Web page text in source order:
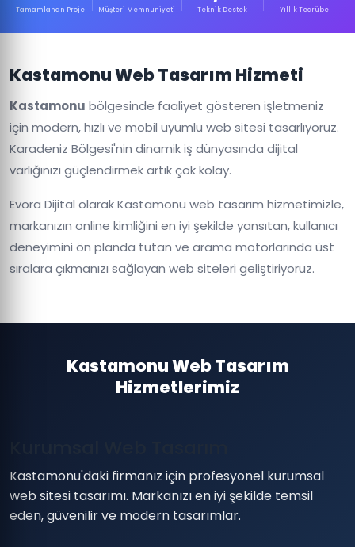
Tamamlanan Proje Müşteri Memnuniyeti Teknik Destek Yıllık Tecrübe
Kastamonu Web Tasarım Hizmeti
Kastamonu bölgesinde faaliyet gösteren işletmeniz
için modern, hızlı ve mobil uyumlu web sitesi tasarlıyoruz.
Karadeniz Bölgesi'nin dinamik iş dünyasında dijital
varlığınızı güçlendirmek artık çok kolay.
Evora Dijital olarak Kastamonu web tasarım hizmetimizle,
markanızın online kimliğini en iyi şekilde yansıtan, kullanıcı
deneyimini ön planda tutan ve arama motorlarında üst
sıralara çıkmanızı sağlayan web siteleri geliştiriyoruz.
Kastamonu Web Tasarım
Hizmetlerimiz
Kastamonu'daki firmanız için profesyonel kurumsal
web sitesi tasarımı. Markanızı en iyi şekilde temsil
eden, güvenilir ve modern tasarımlar.